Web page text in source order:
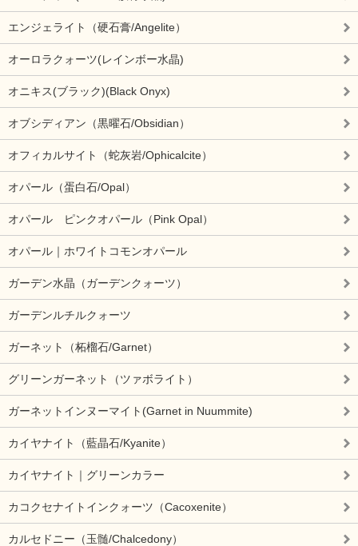
エンジェライト（硬石膏/Angelite）
オーロラクォーツ(レインボー水晶)
オニキス(ブラック)(Black Onyx)
オブシディアン（黒曜石/Obsidian）
オフィカルサイト（蛇灰岩/Ophicalcite）
オパール（蛋白石/Opal）
オパール ピンクオパール（Pink Opal）
オパール｜ホワイトコモンオパール
ガーデン水晶（ガーデンクォーツ）
ガーデンルチルクォーツ
ガーネット（柘榴石/Garnet）
グリーンガーネット（ツァボライト）
ガーネットインヌーマイト(Garnet in Nuummite)
カイヤナイト（藍晶石/Kyanite）
カイヤナイト｜グリーンカラー
カコクセナイトインクォーツ（Cacoxenite）
カルセドニー（玉髄/Chalcedony）